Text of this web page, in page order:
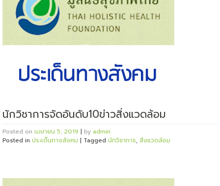
นักวิชาการจัดอันดับ10ข่าวสิ่งแวดล้อม
Posted on เมษายน 5, 2019 | by admin
Posted in ประเด็นทางสังคม | Tagged นักวิชาการ, สิ่งแวดล้อม